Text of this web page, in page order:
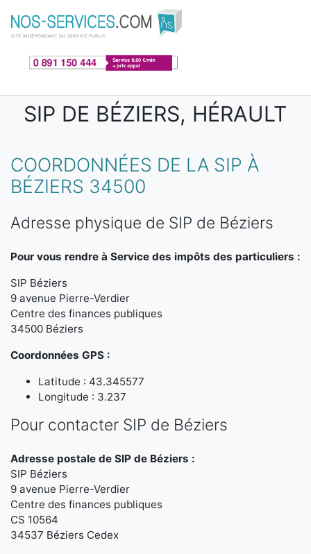
Aller au contenu principal
SIP DE BÉZIERS, HÉRAULT
COORDONNÉES DE LA SIP À
BÉZIERS 34500
Adresse physique de SIP de Béziers
Pour vous rendre à Service des impôts des particuliers :
SIP Béziers
9 avenue Pierre-Verdier
Centre des finances publiques
34500 Béziers
Coordonnées GPS :
Latitude : 43.345577
Longitude : 3.237
Pour contacter SIP de Béziers
Adresse postale de SIP de Béziers :
SIP Béziers
9 avenue Pierre-Verdier
Centre des finances publiques
CS 10564
34537 Béziers Cedex